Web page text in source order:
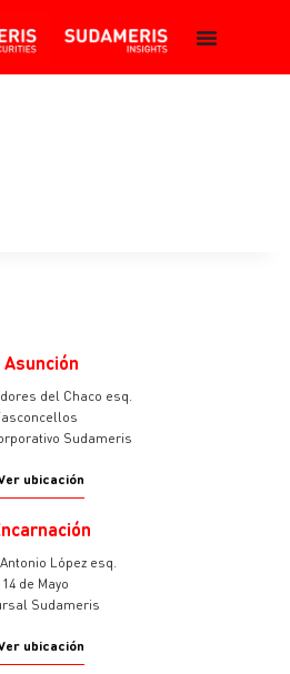
Asunción
del Chaco esq.
Sudameris
ubicación
López esq.
14 de Mayo
Sudameris
ubicación